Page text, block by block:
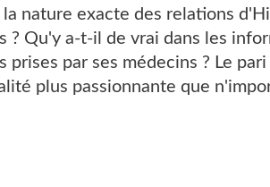
nature exacte des relations
? Qu'y a-t-il de vrai dans les
prises par ses médecins ? Le
plus passionnante que